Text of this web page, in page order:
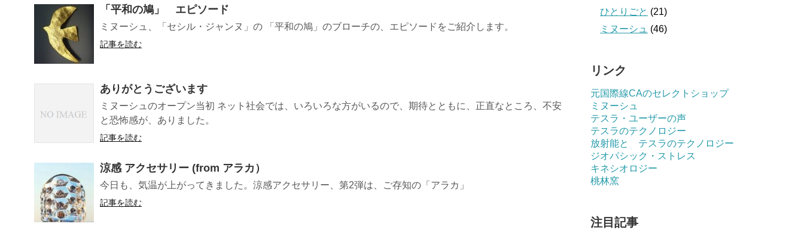
「平和の鳩」 エピソード
ミヌーシュ、「セシル・ジャンヌ」の 「平和の鳩」のブローチの、エピソードをご紹介します。
記事を読む
ありがとうございます
ミヌーシュのオープン当初 ネット社会では、いろいろな方がいるので、期待とともに、正直なところ、不安
と恐怖感が、ありました。
記事を読む
涼感 アクセサリー (from アラカ）
今日も、気温が上がってきました。涼感アクセサリー、第2弾は、ご存知の「アラカ」
記事を読む
ひとりごと (21)
ミヌーシュ (46)
リンク
元国際線CAのセレクトショップ
ミヌーシュ
テスラ・ユーザーの声
テスラのテクノロジー
放射能と テスラのテクノロジー
ジオパシック・ストレス
キネシオロジー
桃林窯
注目記事